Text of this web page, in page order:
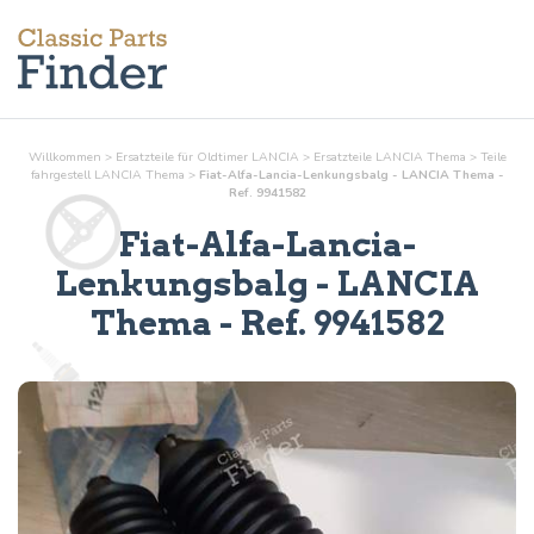
Willkommen > Ersatzteile für Oldtimer LANCIA > Ersatzteile LANCIA Thema > Teile
fahrgestellLANCIA Thema > Fiat-Alfa-Lancia-Lenkungsbalg - LANCIA Thema -
Ref. 9941582
Fiat-Alfa-Lancia-
Lenkungsbalg - LANCIA
Thema - Ref. 9941582